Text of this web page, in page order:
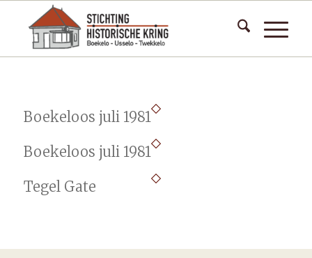
Boekeloos juli 1981
Boekeloos juli 1981
Tegel Gate